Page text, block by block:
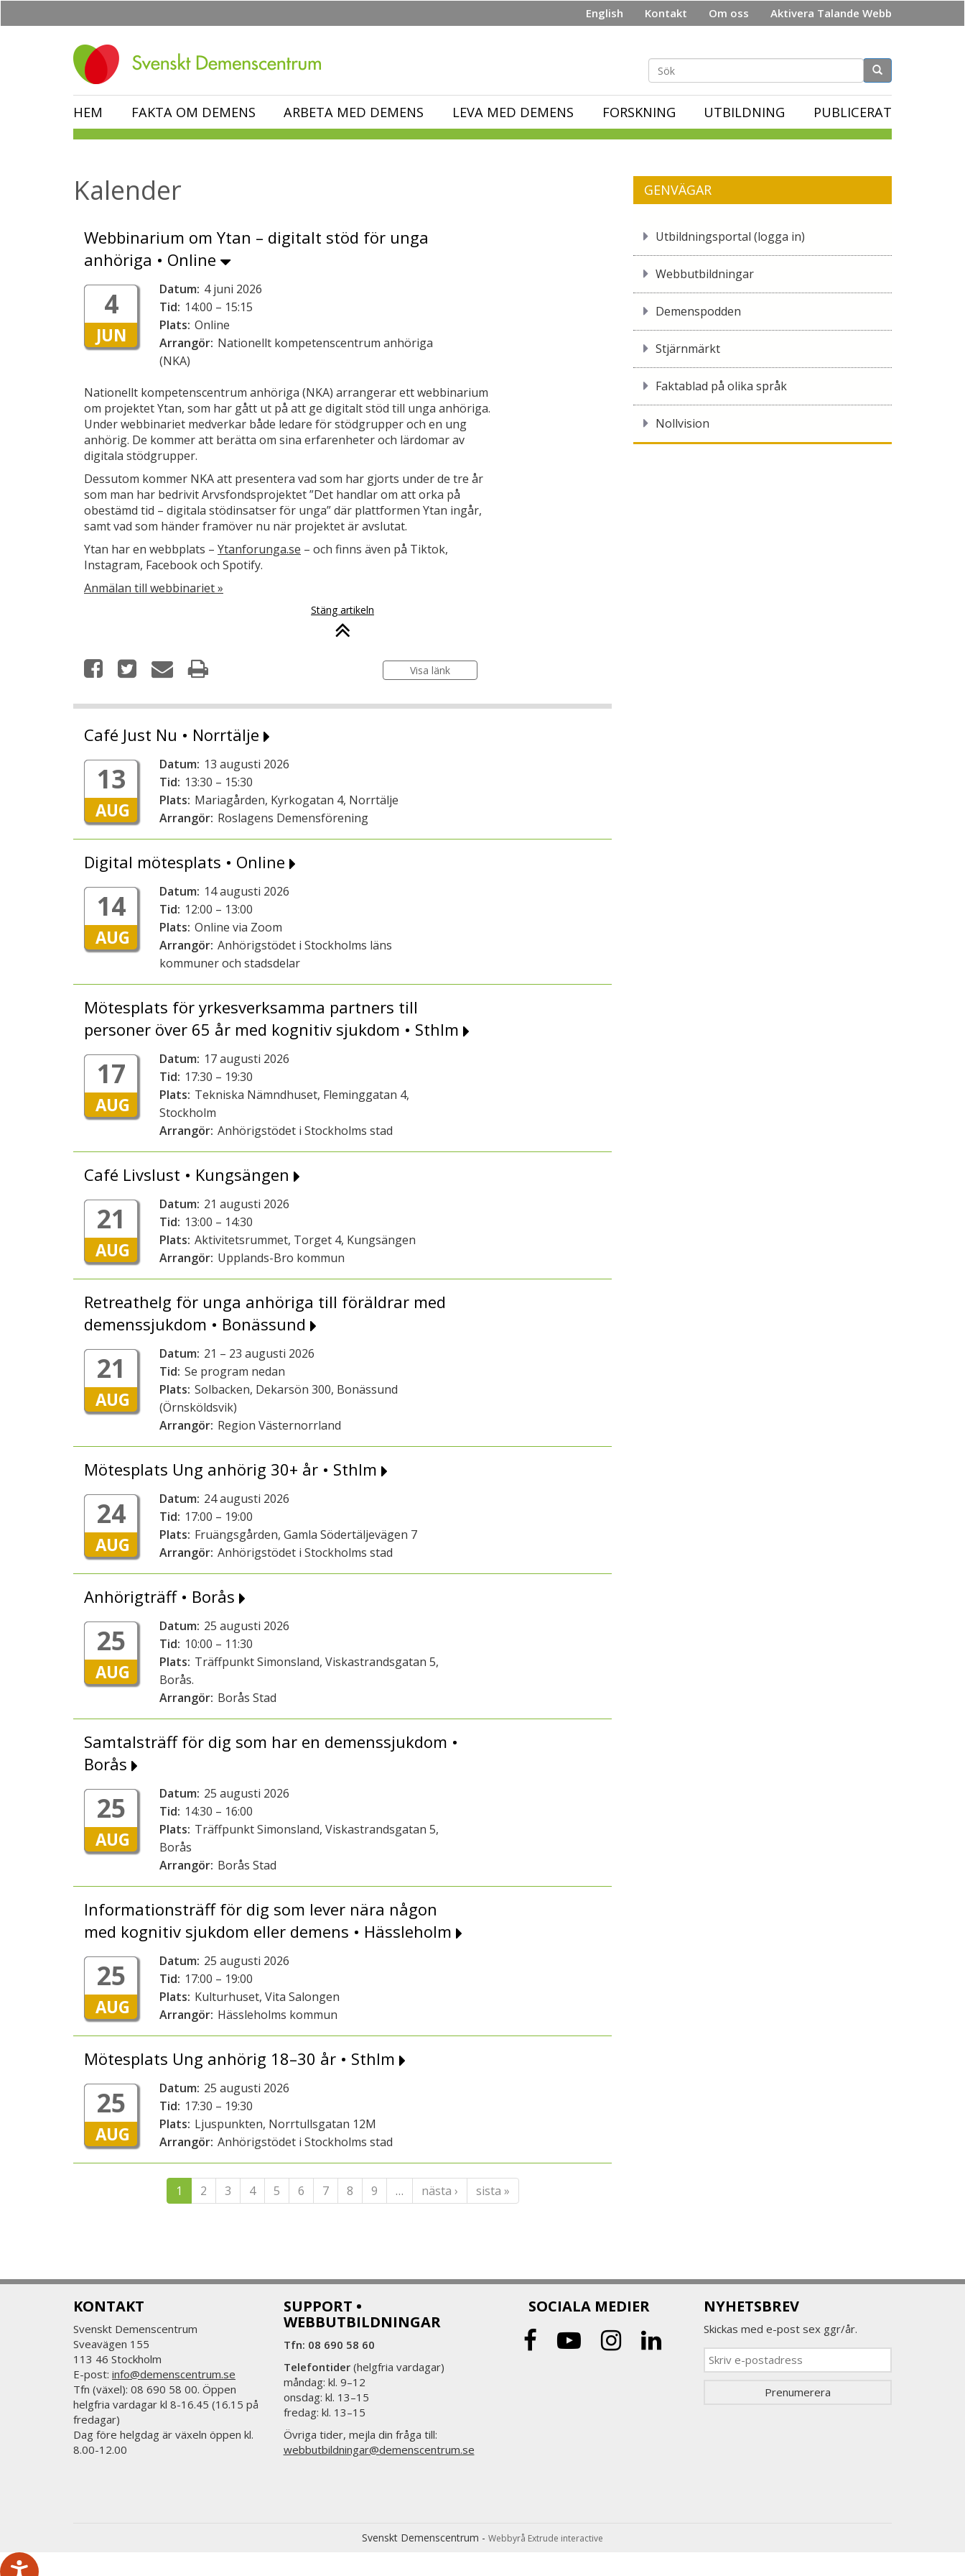
English Kontakt Om oss Aktivera Talande Webb
Sökformulär
HEM FAKTA OM DEMENS ARBETA MED DEMENS LEVA MED DEMENS FORSKNING UTBILDNING PUBLICERAT
Kalender
Webbinarium om Ytan – digitalt stöd för unga
anhöriga • Online
4
JUN
Datum: 4 juni 2026
Tid: 14:00 – 15:15
Plats: Online
Arrangör: Nationellt kompetenscentrum anhöriga
(NKA)
Nationellt kompetenscentrum anhöriga (NKA) arrangerar ett webbinarium
om projektet Ytan, som har gått ut på att ge digitalt stöd till unga anhöriga.
Under webbinariet medverkar både ledare för stödgrupper och en ung
anhörig. De kommer att berätta om sina erfarenheter och lärdomar av
digitala stödgrupper.
Dessutom kommer NKA att presentera vad som har gjorts under de tre år
som man har bedrivit Arvsfondsprojektet ”Det handlar om att orka på
obestämd tid – digitala stödinsatser för unga” där plattformen Ytan ingår,
samt vad som händer framöver nu när projektet är avslutat.
Ytan har en webbplats – Ytanforunga.se – och finns även på Tiktok,
Instagram, Facebook och Spotify.
Anmälan till webbinariet »
Stäng artikeln
Visa länk
Café Just Nu • Norrtälje
13
AUG
Datum: 13 augusti 2026
Tid: 13:30 – 15:30
Plats: Mariagården, Kyrkogatan 4, Norrtälje
Arrangör: Roslagens Demensförening
Digital mötesplats • Online
14
AUG
Datum: 14 augusti 2026
Tid: 12:00 – 13:00
Plats: Online via Zoom
Arrangör: Anhörigstödet i Stockholms läns
kommuner och stadsdelar
Mötesplats för yrkesverksamma partners till
personer över 65 år med kognitiv sjukdom • Sthlm
17
AUG
Datum: 17 augusti 2026
Tid: 17:30 – 19:30
Plats: Tekniska Nämndhuset, Fleminggatan 4,
Stockholm
Arrangör: Anhörigstödet i Stockholms stad
Café Livslust • Kungsängen
21
AUG
Datum: 21 augusti 2026
Tid: 13:00 – 14:30
Plats: Aktivitetsrummet, Torget 4, Kungsängen
Arrangör: Upplands-Bro kommun
Retreathelg för unga anhöriga till föräldrar med
demenssjukdom • Bonässund
21
AUG
Datum: 21 – 23 augusti 2026
Tid: Se program nedan
Plats: Solbacken, Dekarsön 300, Bonässund
(Örnsköldsvik)
Arrangör: Region Västernorrland
Mötesplats Ung anhörig 30+ år • Sthlm
24
AUG
Datum: 24 augusti 2026
Tid: 17:00 – 19:00
Plats: Fruängsgården, Gamla Södertäljevägen 7
Arrangör: Anhörigstödet i Stockholms stad
Anhörigträff • Borås
25
AUG
Datum: 25 augusti 2026
Tid: 10:00 – 11:30
Plats: Träffpunkt Simonsland, Viskastrandsgatan 5,
Borås.
Arrangör: Borås Stad
Samtalsträff för dig som har en demenssjukdom •
Borås
25
AUG
Datum: 25 augusti 2026
Tid: 14:30 – 16:00
Plats: Träffpunkt Simonsland, Viskastrandsgatan 5,
Borås
Arrangör: Borås Stad
Informationsträff för dig som lever nära någon
med kognitiv sjukdom eller demens • Hässleholm
25
AUG
Datum: 25 augusti 2026
Tid: 17:00 – 19:00
Plats: Kulturhuset, Vita Salongen
Arrangör: Hässleholms kommun
Mötesplats Ung anhörig 18–30 år • Sthlm
25
AUG
Datum: 25 augusti 2026
Tid: 17:30 – 19:30
Plats: Ljuspunkten, Norrtullsgatan 12M
Arrangör: Anhörigstödet i Stockholms stad
1 2 3 4 5 6 7 8 9 … nästa › sista »
GENVÄGAR
Utbildningsportal (logga in)
Webbutbildningar
Demenspodden
Stjärnmärkt
Faktablad på olika språk
Nollvision
KONTAKT
Svenskt Demenscentrum
Sveavägen 155
113 46 Stockholm
E-post: info@demenscentrum.se
Tfn (växel): 08 690 58 00. Öppen
helgfria vardagar kl 8-16.45 (16.15 på
fredagar)
Dag före helgdag är växeln öppen kl.
8.00-12.00
SUPPORT •
WEBBUTBILDNINGAR
Tfn: 08 690 58 60
Telefontider(helgfria vardagar)
måndag: kl. 9–12
onsdag: kl. 13–15
fredag: kl. 13–15
Övriga tider, mejla din fråga till:
webbutbildningar@demenscentrum.se
SOCIALA MEDIER NYHETSBREV
Skickas med e-post sex ggr/år.
Svenskt Demenscentrum - Webbyrå Extrude interactive